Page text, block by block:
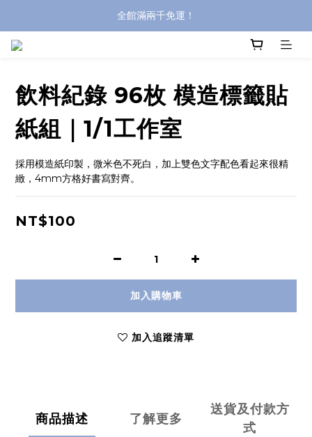
全館滿兩千免運！
全館滿兩千免運！
飲料紀錄 96枚 模造標籤貼
紙組｜1/1工作室
採用模造紙印製，微米色不死白，加上雙色文字配色看起來很精
緻，4mm方格好書寫對齊。
NT$100
加入購物車
加入追蹤清單
商品描述 了解更多
送貨及付款方
式